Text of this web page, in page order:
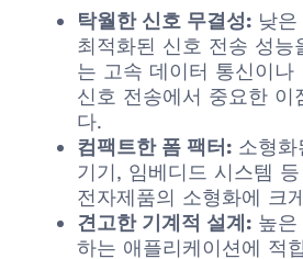
탁월한 신호 무결성: 낮
최적화된 신호 전송 성능
는 고속 데이터 통신이나
신호 전송에서 중요한 이
다.
컴팩트한 폼 팩터: 소형
기기, 임베디드 시스템
전자제품의 소형화에 크
견고한 기계적 설계: 높
하는 애플리케이션에 적